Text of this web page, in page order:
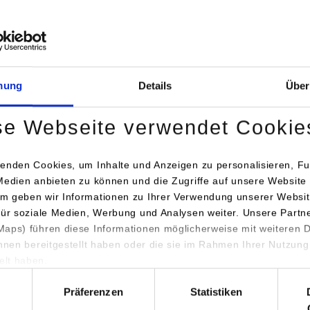
Details
Webseite verwendet
Cookies, um Inhalte und Anzeigen zu personalisieren,
anbieten zu können und die Zugriffe auf unsere Website
geben wir Informationen zu Ihrer Verwendung unserer
soziale Medien, Werbung und Analysen weiter. Unsere
führen diese Informationen möglicherweise mit weiteren
bereitgestellt haben oder die sie im Rahmen Ihrer
Präferenzen Statistiken
folgenden, erfolgreich umgesetzten Lehrinitiativen:
an der DHBW Stuttgart, bei dem Studierende der
der Pflegewissenschaften und der Medizin
Team mit Prof. Dr. med. Margrit Ebinger, Veronika
Julian Kramer und Prof. Dr. Kai Holzweißig.
COIL 2023 (Collaborativ Online International Learning)“ an der
Dr. Klaus Homann, in dem digitales, kollaboratives Arbeiten
inholland UAS (Amsterdam NL), Hanze UAS